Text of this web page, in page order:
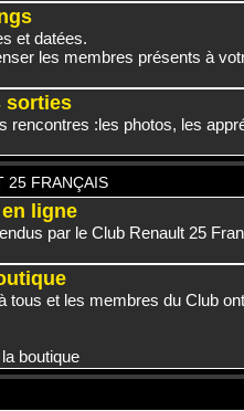
et datées.
les membres présents à
sorties
rencontres :les photos, les
25 FRANÇAIS
ligne
par le Club Renault 25
tous et les membres du Club
boutique